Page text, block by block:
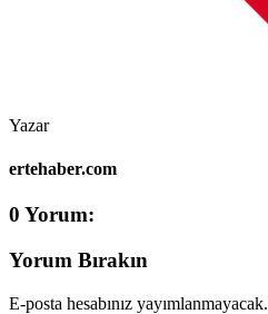
Yazar
ertehaber.com
0 Yorum:
Yorum Bırakın
E-posta hesabınız yayımlanmayacak.